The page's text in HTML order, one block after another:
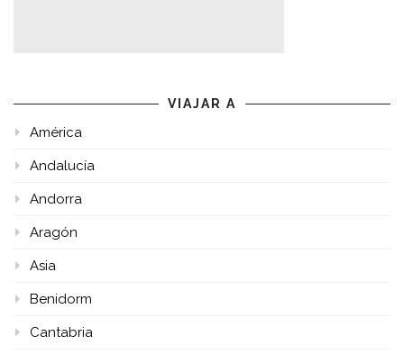
VIAJAR A
América
Andalucía
Andorra
Aragón
Asia
Benidorm
Cantabria